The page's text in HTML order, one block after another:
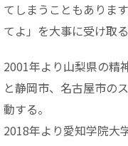
てしまうこともありま
てよ」を大事に受け取
2001年より山梨県の精
と静岡市、名古屋市の
動する。
2018年より愛知学院大